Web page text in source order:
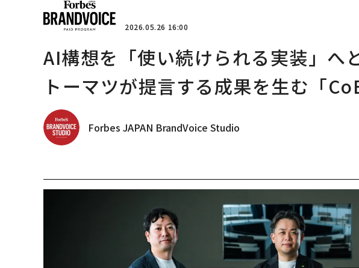
2026.05.26 16:00
AI構想を「使い続けられる実装」へと
トーマツが提言する成果を生む「
Forbes JAPAN BrandVoice Studio